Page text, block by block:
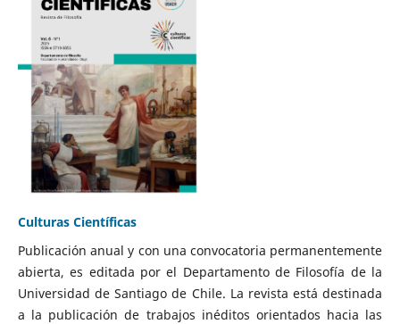
Culturas Científicas
Publicación anual y con una convocatoria permanentemente
abierta, es editada por el Departamento de Filosofía de la
Universidad de Santiago de Chile. La revista está destinada
a la publicación de trabajos inéditos orientados hacia las